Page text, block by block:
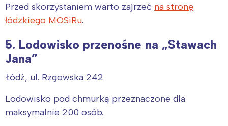
Przed skorzystaniem warto zajrzeć na stronę
łódzkiego MOSiRu.
5. Lodowisko przenośne na „Stawach
Jana”
Łódź, ul. Rzgowska 242
Lodowisko pod chmurką przeznaczone dla
maksymalnie 200 osób.